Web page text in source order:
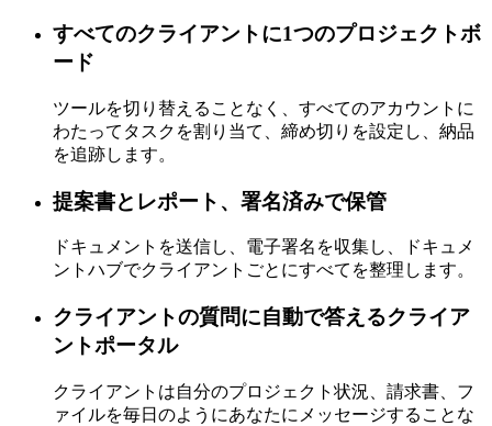
すべてのクライアントに1つのプロジェクトボ
ード
ツールを切り替えることなく、すべてのアカウントに
わたってタスクを割り当て、締め切りを設定し、納品
を追跡します。
提案書とレポート、署名済みで保管
ドキュメントを送信し、電子署名を収集し、ドキュメ
ントハブでクライアントごとにすべてを整理します。
クライアントの質問に自動で答えるクライア
ントポータル
クライアントは自分のプロジェクト状況、請求書、フ
ァイルを毎日のようにあなたにメッセージすることな